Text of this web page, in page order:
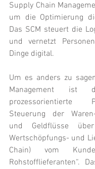
Supply Chain
um die Optimierung
Das SCM steuert die
und vernetzt
Dinge digital.
Um es anders zu
Management ist
prozessorientierte
Steuerung der
und Geldflüsse
Wertschöpfungs- und
Chain) vom
Rohstofflieferanten“.